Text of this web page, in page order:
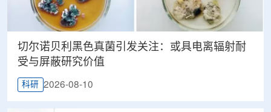
切尔诺贝利黑色真菌引发关注：或具电离辐射耐
受与屏蔽研究价值
科研 2026-08-10